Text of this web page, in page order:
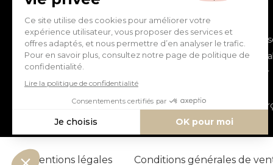
ZI de Cantimpré Avenue de
l'Europe CS60014
59400 CAMBRAI - FRANCE
Tél :03 27 74 97 00
>
>
> S'inspirer
>
Mentions légales Conditions générales de